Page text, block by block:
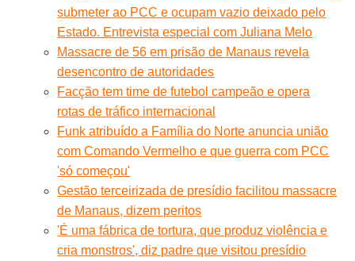
submeter ao PCC e ocupam vazio deixado pelo
Estado. Entrevista especial com Juliana Melo
Massacre de 56 em prisão de Manaus revela
desencontro de autoridades
Facção tem time de futebol campeão e opera
rotas de tráfico internacional
Funk atribuído a Família do Norte anuncia união
com Comando Vermelho e que guerra com PCC
'só começou'
Gestão terceirizada de presídio facilitou massacre
de Manaus, dizem peritos
'É uma fábrica de tortura, que produz violência e
cria monstros', diz padre que visitou presídio